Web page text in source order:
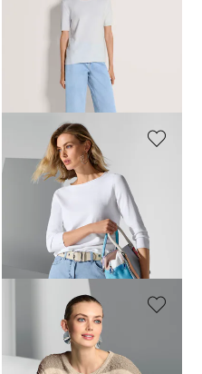
MADELEINE
99,95 €
MADELEINE
109,95 €
Laagste prijs van de afgelopen 30
dagen**: 59,00 € (-17%)
MADELEINE
Trui
69,00 €139,95 €